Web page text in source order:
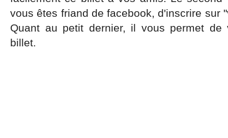
vous êtes friand de facebook, d'inscrire sur
Quant au petit dernier, il vous permet de
billet.